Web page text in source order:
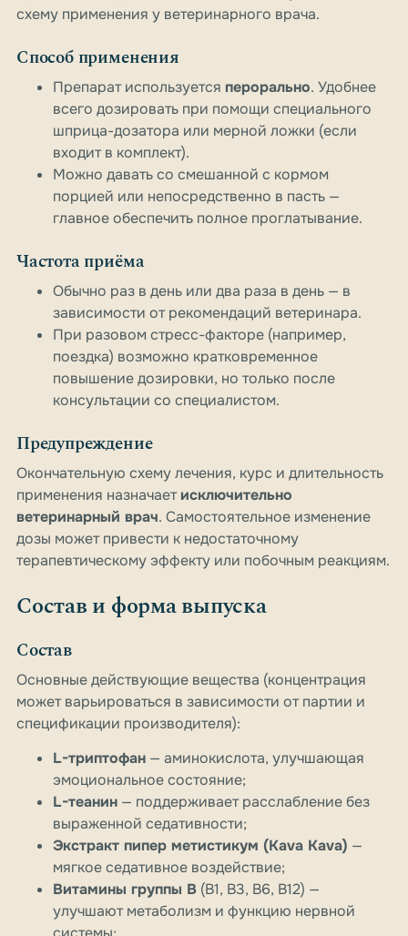
схему применения у ветеринарного врача.
Способ применения
Препарат используется перорально. Удобнее
всего дозировать при помощи специального
шприца-дозатора или мерной ложки (если
входит в комплект).
Можно давать со смешанной с кормом
порцией или непосредственно в пасть —
главное обеспечить полное проглатывание.
Частота приёма
Обычно раз в день или два раза в день — в
зависимости от рекомендаций ветеринара.
При разовом стресс-факторе (например,
поездка) возможно кратковременное
повышение дозировки, но только после
консультации со специалистом.
Предупреждение
Окончательную схему лечения, курс и длительность
применения назначаетисключительно
ветеринарный врач. Самостоятельное изменение
дозы может привести к недостаточному
терапевтическому эффекту или побочным реакциям.
Состав и форма выпуска
Состав
Основные действующие вещества (концентрация
может варьироваться в зависимости от партии и
спецификации производителя):
L-триптофан — аминокислота, улучшающая
эмоциональное состояние;
L-теанин — поддерживает расслабление без
выраженной седативности;
Экстракт пипер метистикум (Kava Kava) —
мягкое седативное воздействие;
Витамины группы B (B1, B3, B6, B12) —
улучшают метаболизм и функцию нервной